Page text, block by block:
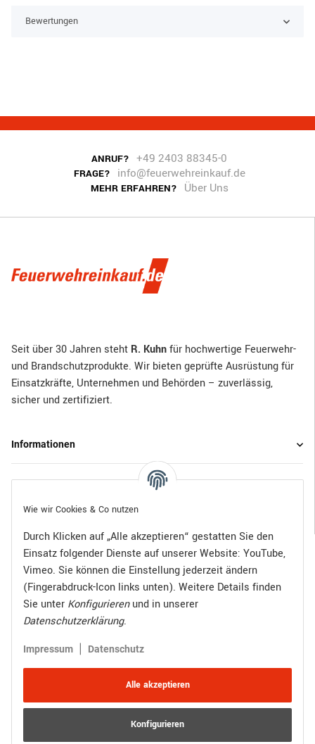
Alle akzeptieren
Konfigurieren
Wie wir Cookies & Co nutzen
Durch Klicken auf „Alle akzeptieren“ gestatten Sie den
Einsatz folgender Dienste auf unserer Website: YouTube,
Vimeo. Sie können die Einstellung jederzeit ändern
(Fingerabdruck-Icon links unten). Weitere Details finden
Sie unter Konfigurierenund in unserer
Datenschutzerklärung.
Impressum Datenschutz
Bewertungen
ANRUF? +49 2403 88345-0
FRAGE? info@feuerwehreinkauf.de
MEHR ERFAHREN? Über Uns
Seit über 30 Jahren steht R. Kuhnfür hochwertige Feuerwehr-
und Brandschutzprodukte. Wir bieten geprüfte Ausrüstung für
Einsatzkräfte, Unternehmen und Behörden – zuverlässig,
sicher und zertifiziert.
Informationen
Gesetzliche Informationen
Bezahlen Sie bequem per:
Zugestellt durch:
Vertrag widerrufen